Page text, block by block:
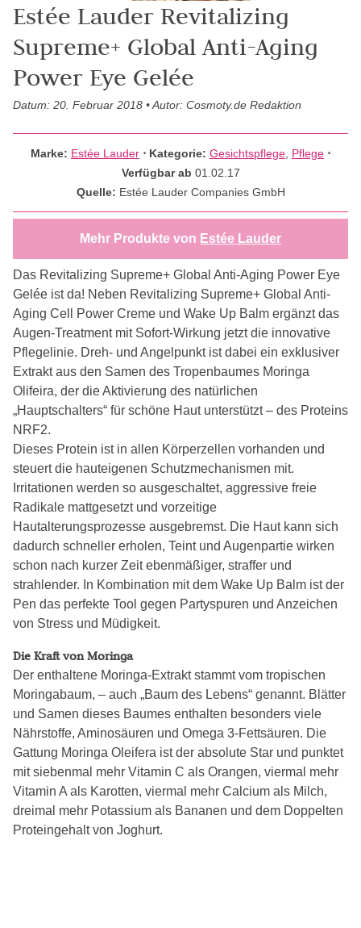
Estée Lauder Revitalizing
Supreme+ Global Anti-Aging
Power Eye Gelée
Datum: 20. Februar 2018 • Autor: Cosmoty.de Redaktion
Marke: Estée Lauder ⋅ Kategorie: Gesichtspflege Pflege ⋅
Verfügbar ab 01.02.17
Quelle: Estée Lauder Companies GmbH
Mehr Produkte von Estée Lauder
Das Revitalizing Supreme+ Global Anti-Aging Power Eye
Gelée ist da! Neben Revitalizing Supreme+ Global Anti-
Aging Cell Power Creme und Wake Up Balm ergänzt das
Augen-Treatment mit Sofort-Wirkung jetzt die innovative
Pflegelinie. Dreh- und Angelpunkt ist dabei ein exklusiver
Extrakt aus den Samen des Tropenbaumes Moringa
Olifeira, der die Aktivierung des natürlichen
„Hauptschalters“ für schöne Haut unterstützt – des Proteins
NRF2.
Dieses Protein ist in allen Körperzellen vorhanden und
steuert die hauteigenen Schutzmechanismen mit.
Irritationen werden so ausgeschaltet, aggressive freie
Radikale mattgesetzt und vorzeitige
Hautalterungsprozesse ausgebremst. Die Haut kann sich
dadurch schneller erholen, Teint und Augenpartie wirken
schon nach kurzer Zeit ebenmäßiger, straffer und
strahlender. In Kombination mit dem Wake Up Balm ist der
Pen das perfekte Tool gegen Partyspuren und Anzeichen
von Stress und Müdigkeit.
Die Kraft von Moringa
Der enthaltene Moringa-Extrakt stammt vom tropischen
Moringabaum, – auch „Baum des Lebens“ genannt. Blätter
und Samen dieses Baumes enthalten besonders viele
Nährstoffe, Aminosäuren und Omega 3-Fettsäuren. Die
Gattung Moringa Oleifera ist der absolute Star und punktet
mit siebenmal mehr Vitamin C als Orangen, viermal mehr
Vitamin A als Karotten, viermal mehr Calcium als Milch,
dreimal mehr Potassium als Bananen und dem Doppelten
Proteingehalt von Joghurt.